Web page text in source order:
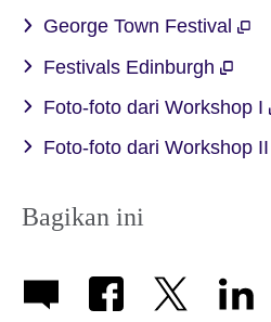
George Town Festival
Festivals Edinburgh
Foto-foto dari Workshop I
Foto-foto dari Workshop II
Bagikan ini